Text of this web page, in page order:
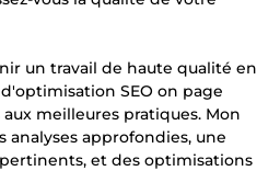
un travail de haute qualité en
SEO on page
meilleures pratiques. Mon
analyses approfondies, une
et des optimisations